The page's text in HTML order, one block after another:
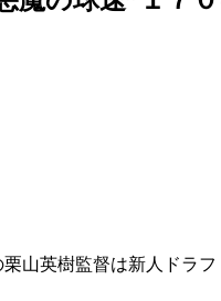
山英樹監督は新人ドラ